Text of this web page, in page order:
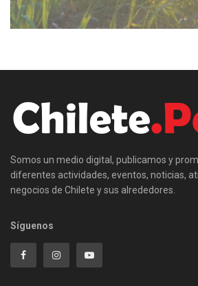
Somos un medio digital, publicamos y
diferentes actividades, eventos, noticias,
negocios de Chilete y sus alrededores.
Síguenos